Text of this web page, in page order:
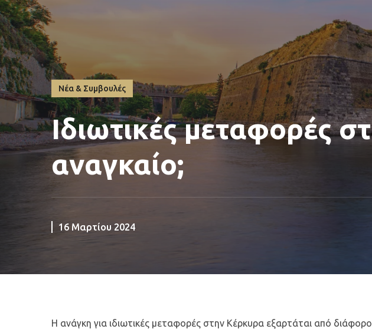
Νέα & Συμβουλές
Ιδιωτικές μεταφορές
αναγκαίο;
16 Μαρτίου 2024
Η ανάγκη για ιδιωτικές μεταφορές στην Κέρκυρα εξαρτάται από